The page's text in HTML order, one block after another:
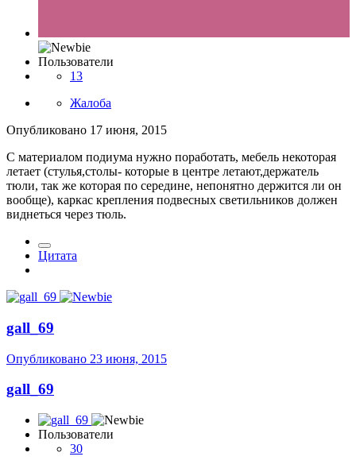
Пользователи
13
Жалоба
Опубликовано 17 июня, 2015
С материалом подиума нужно поработать, мебель некоторая
летает (стулья,столы- которые в центре летают,держатель
тюли, так же которая по середине, непонятно держится ли он
вообще), каркас крепления подвесных светильников должен
виднеться через тюль.
Цитата
gall_69
Опубликовано 23 июня, 2015
gall_69
Пользователи
30